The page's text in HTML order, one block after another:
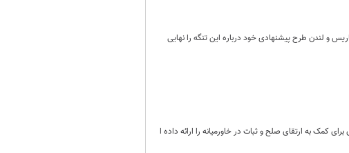
و لندن طرح پیشنهادی خود درباره این تنگه را نهایی
به ارتقای صلح و ثبات در خاورمیانه را ارائه داده ا